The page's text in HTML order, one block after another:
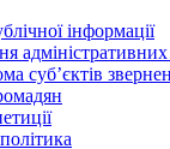
інформації
адміністративних
суб’єктів